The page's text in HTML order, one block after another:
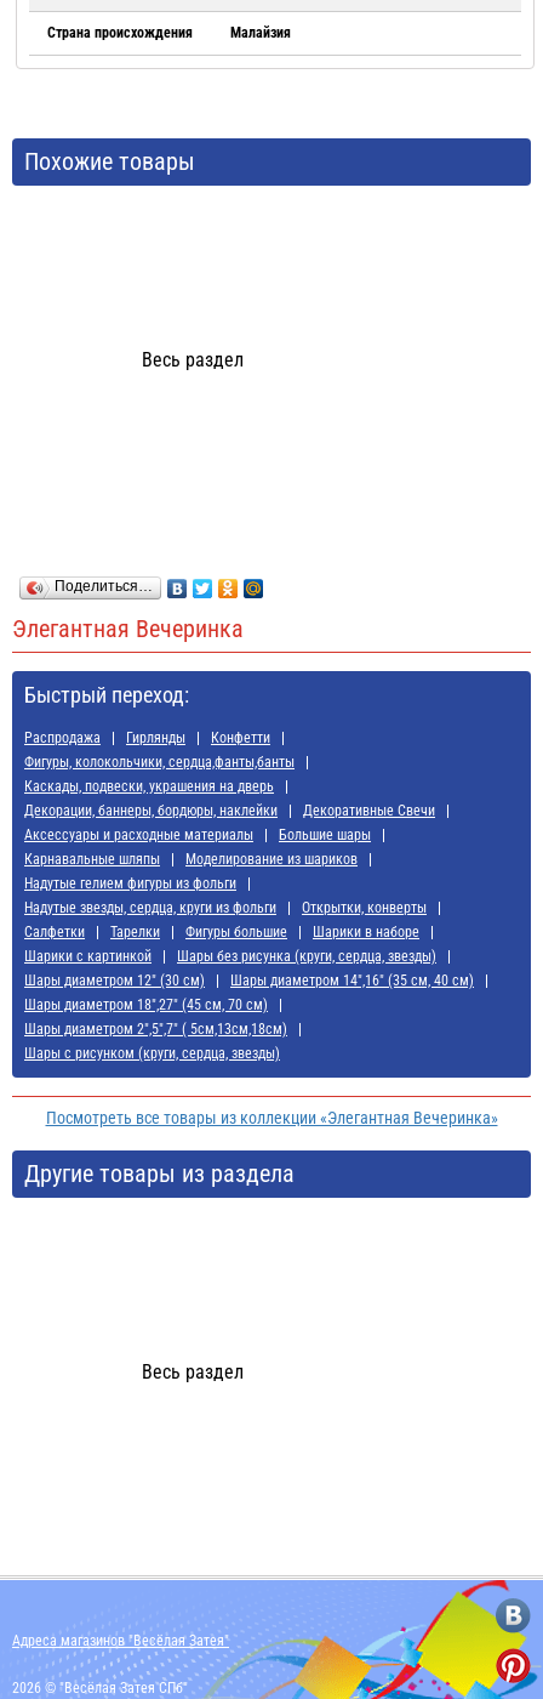
Страна происхождения Малайзия
Похожие товары
Весь раздел
Поделиться…
Элегантная Вечеринка
Быстрый переход:
Распродажа Гирлянды
Конфетти
Фигуры, колокольчики, сердца,фанты,банты
Каскады, подвески, украшения на дверь
Декорации, баннеры, бордюры, наклейки
Декоративные Свечи
Аксессуары и расходные материалы
Большие шары
Карнавальные шляпы
Моделирование из шариков
Надутые гелием фигуры из фольги
Надутые звезды, сердца, круги из фольги
Открытки, конверты
Салфетки
Тарелки Фигуры большие
Шарики в наборе
Шарики с картинкой
Шары без рисунка (круги, сердца, звезды)
Шары диаметром 12" (30 см)
Шары диаметром 14",16" (35 см, 40 см)
Шары диаметром 18",27" (45 см, 70 см)
Шары диаметром 2",5",7" ( 5см,13см,18см)
Шары с рисунком (круги, сердца, звезды)
Посмотреть все товары из коллекции «Элегантная Вечеринка»
Другие товары из раздела
Весь раздел
Адреса магазинов "Весёлая Затея"
2026 © "Весёлая Затея СПб"